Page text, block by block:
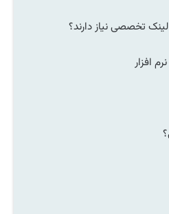
تخصصی نیاز دارند؟
افزار